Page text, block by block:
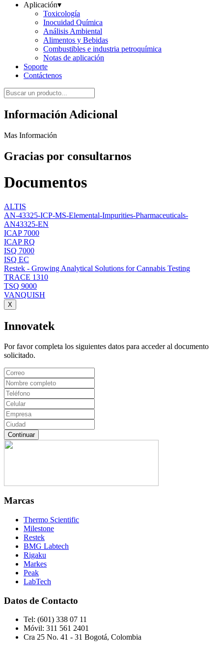
Aplicación▾
Toxicología
Inocuidad Química
Análisis Ambiental
Alimentos y Bebidas
Combustibles e industria petroquímica
Notas de aplicación
Soporte
Contáctenos
Información Adicional
Mas Información
Gracias por consultarnos
Documentos
ALTIS
AN-43325-ICP-MS-Elemental-Impurities-Pharmaceuticals-
AN43325-EN
ICAP 7000
ICAP RQ
ISQ 7000
ISQ EC
Restek - Growing Analytical Solutions for Cannabis Testing
TRACE 1310
TSQ 9000
VANQUISH
Innovatek
Por favor completa los siguientes datos para acceder al documento
solicitado.
Marcas
Thermo Scientific
Milestone
Restek
BMG Labtech
Rigaku
Markes
Peak
LabTech
Datos de Contacto
Tel: (601) 338 07 11
Móvil: 311 561 2401
Cra 25 No. 41 - 31 Bogotá, Colombia